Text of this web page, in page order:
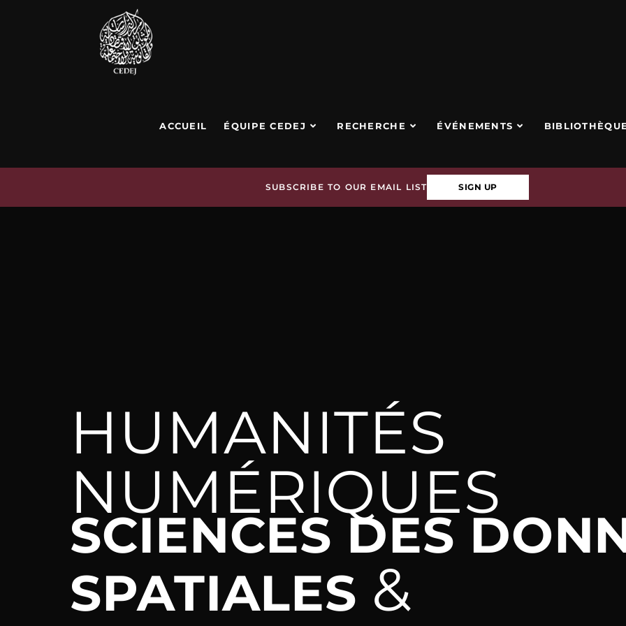
ACCUEIL ÉQUIPE CEDEJ RECHERCHE ÉVÉNEMENTS
SUBSCRIBE TO OUR EMAIL LIST SIGN UP
HUMANITÉS
NUMÉRIQUES
SCIENCES DES
SPATIALES &